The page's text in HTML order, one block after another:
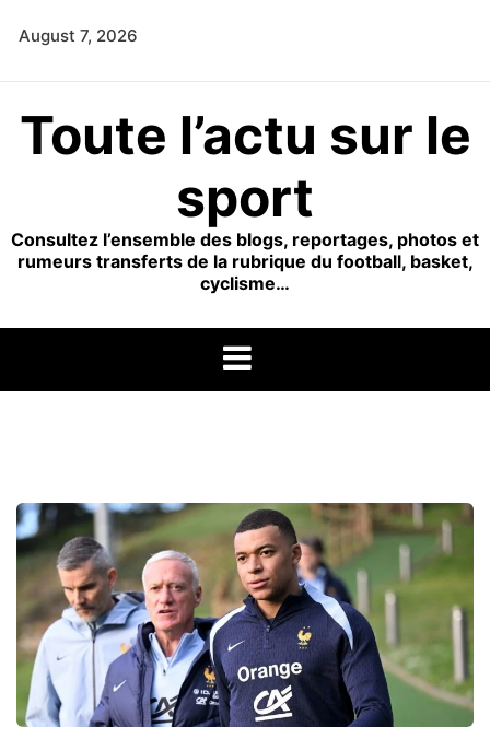
August 7, 2026
Toute l’actu sur le
sport
Consultez l’ensemble des blogs, reportages, photos et
rumeurs transferts de la rubrique du football, basket,
cyclisme…